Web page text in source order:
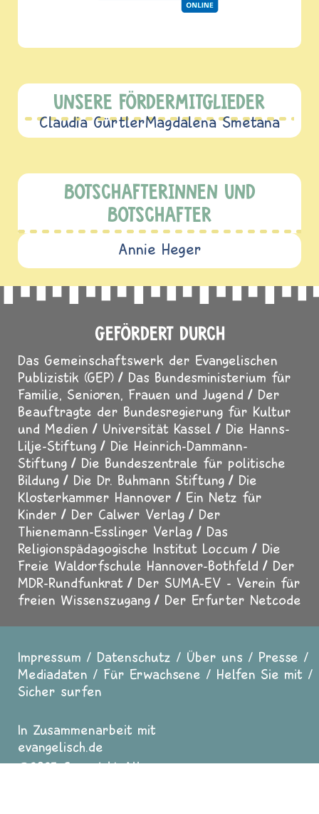
UNSERE FÖRDERMITGLIEDER
Claudia GürtlerMagdalena Smetana
BOTSCHAFTERINNEN UND
BOTSCHAFTER
Annie Heger
GEFÖRDERT DURCH
Das Gemeinschaftswerk der Evangelischen
Publizistik (GEP)
Das Bundesministerium für
Familie, Senioren, Frauen und Jugend
Der
Beauftragte der Bundesregierung für Kultur
und Medien
Universität Kassel
Die Hanns-
Lilje-Stiftung
Die Heinrich-Dammann-
Stiftung
Die Bundeszentrale für politische
Bildung
Die Dr. Buhmann Stiftung
Die
Klosterkammer Hannover
Ein Netz für
Kinder
Der Calwer Verlag
Der
Thienemann-Esslinger Verlag
Das
Religionspädagogische Institut Loccum
Die
Freie Waldorfschule Hannover-Bothfeld
Der
MDR-Rundfunkrat
Der SUMA-EV - Verein für
freien Wissenszugang
Der Erfurter Netcode
Fußzeile
Impressum Datenschutz Über uns
Presse
Mediadaten
Für Erwachsene
Helfen Sie mit
Sicher surfen
In Zusammenarbeit mit
evangelisch.de
2025 Copyright All